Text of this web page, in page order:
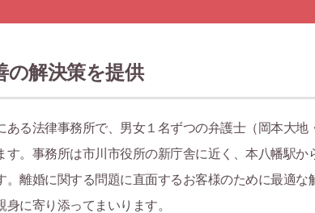
の解決策を提供
ある法律事務所で、男女１名ずつの弁護士（岡本大地
。事務所は市川市役所の新庁舎に近く、本八幡駅か
離婚に関する問題に直面するお客様のために最適な
に寄り添ってまいります。